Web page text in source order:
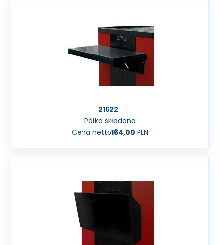
21622
Półka składana
Cena netto164,00 PLN